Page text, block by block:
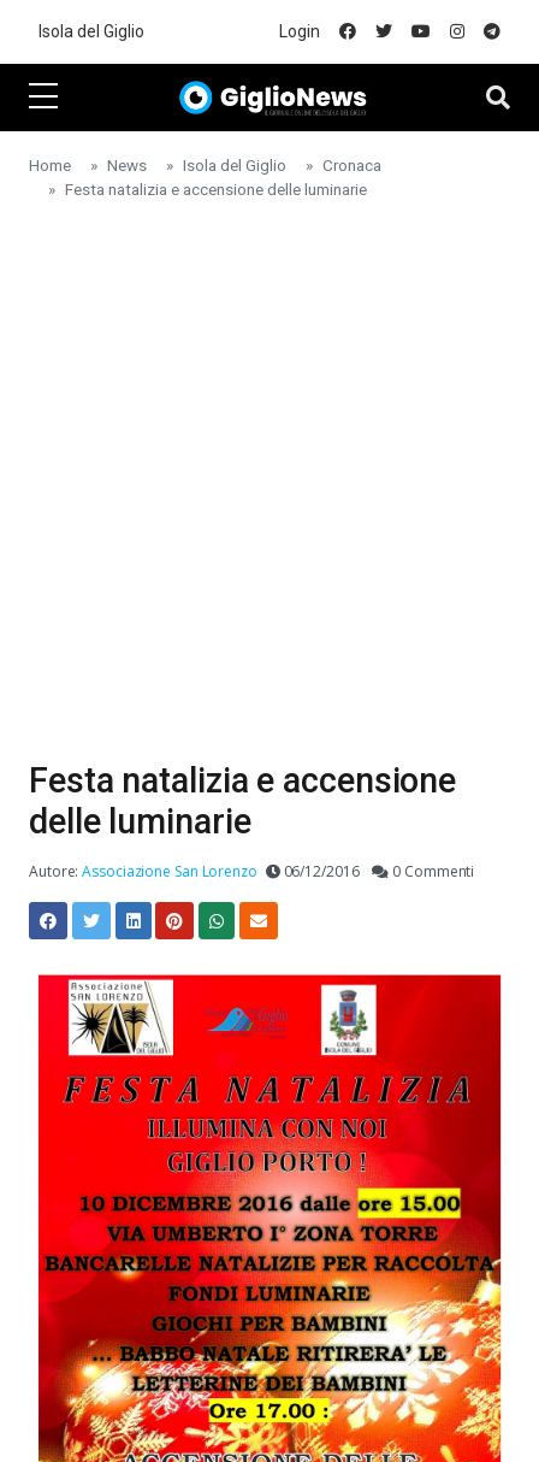
Isola del Giglio Login
Home News Isola del Giglio
Cronaca
Festa natalizia e accensione delle luminarie
Festa natalizia e accensione
delle luminarie
Autore:Associazione San Lorenzo 06/12/2016 0 Commenti